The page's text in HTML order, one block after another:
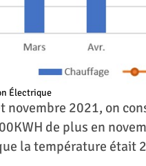
Électrique
novembre 2021, on
de plus en
la température était